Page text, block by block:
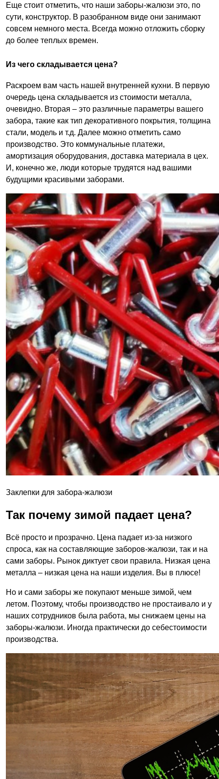
Еще стоит отметить, что наши заборы-жалюзи это, по
сути, конструктор. В разобранном виде они занимают
совсем немного места. Всегда можно отложить сборку
до более теплых времен.
Из чего складывается цена?
Раскроем вам часть нашей внутренней кухни. В первую
очередь цена складывается из стоимости металла,
очевидно. Вторая – это различные параметры вашего
забора, такие как тип декоративного покрытия, толщина
стали, модель и т.д. Далее можно отметить само
производство. Это коммунальные платежи,
амортизация оборудования, доставка материала в цех.
И, конечно же, люди которые трудятся над вашими
будущими красивыми заборами.
Заклепки для забора-жалюзи
Так почему зимой падает цена?
Всё просто и прозрачно. Цена падает из-за низкого
спроса, как на составляющие заборов-жалюзи, так и на
сами заборы. Рынок диктует свои правила. Низкая цена
металла – низкая цена на наши изделия. Вы в плюсе!
Но и сами заборы же покупают меньше зимой, чем
летом. Поэтому, чтобы производство не простаивало и у
наших сотрудников была работа, мы снижаем цены на
заборы-жалюзи. Иногда практически до себестоимости
производства.